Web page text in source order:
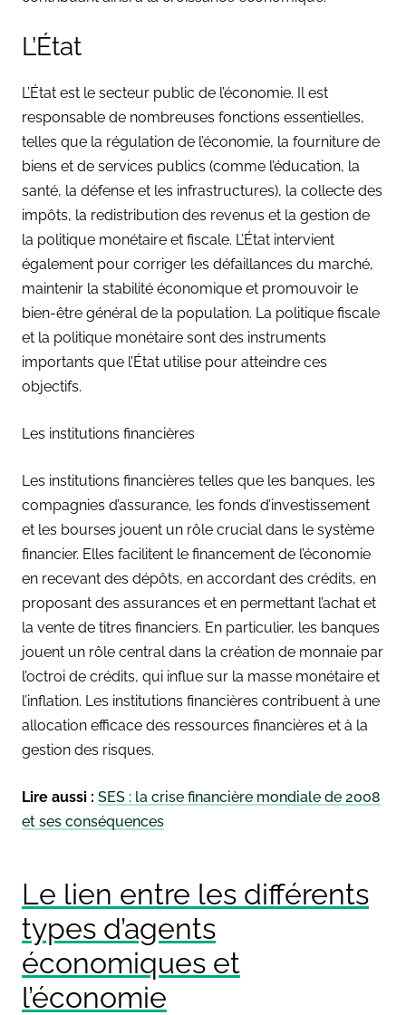
L’État
L’État est le secteur public de l’économie. Il est
responsable de nombreuses fonctions essentielles,
telles que la régulation de l’économie, la fourniture de
biens et de services publics (comme l’éducation, la
santé, la défense et les infrastructures), la collecte des
impôts, la redistribution des revenus et la gestion de
la politique monétaire et fiscale. L’État intervient
également pour corriger les défaillances du marché,
maintenir la stabilité économique et promouvoir le
bien-être général de la population. La politique fiscale
et la politique monétaire sont des instruments
importants que l’État utilise pour atteindre ces
objectifs.
Les institutions financières
Les institutions financières telles que les banques, les
compagnies d’assurance, les fonds d’investissement
et les bourses jouent un rôle crucial dans le système
financier. Elles facilitent le financement de l’économie
en recevant des dépôts, en accordant des crédits, en
proposant des assurances et en permettant l’achat et
la vente de titres financiers. En particulier, les banques
jouent un rôle central dans la création de monnaie par
l’octroi de crédits, qui influe sur la masse monétaire et
l’inflation. Les institutions financières contribuent à une
allocation efficace des ressources financières et à la
gestion des risques.
Lire aussi : SES : la crise financière mondiale de 2008
et ses conséquences
Le lien entre les différents
types d’agents
économiques et
l’économie